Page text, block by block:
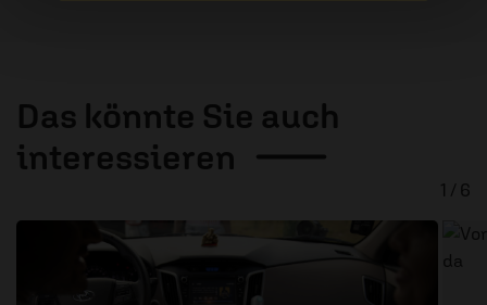
Das könnte Sie auch
interessieren
1 / 6